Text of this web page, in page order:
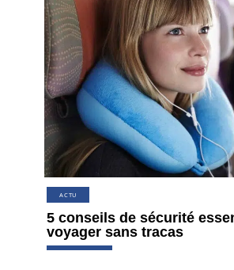
ACTU
5 conseils de sécurité
voyager sans tracas